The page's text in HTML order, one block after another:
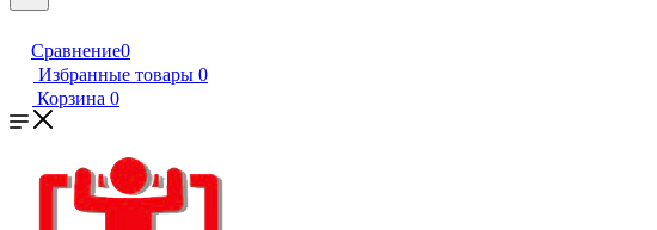
Сравнение0
Избранные товары 0
Корзина 0